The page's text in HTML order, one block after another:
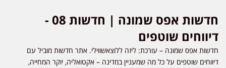
חדשות אפס שמונה | חדשות 08 -
דיווחים שוטפים
חדשות אפס שמונה – עורכת: ליזה ללוצאשווילי. אתר חדשות מוביל עם
דיווחים שוטפים על כל מה שמעניין במדינה – אקטואליה, יוקר המחייה,